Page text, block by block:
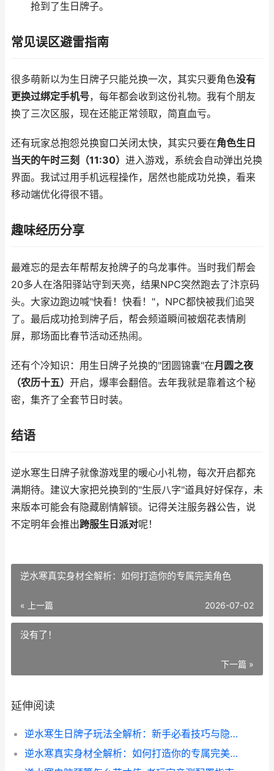
抢到了生日牌子。
常见误区避雷指南
很多萌新以为生日牌子只能兑换一次，其实只要角色没有
更换过绑定手机号，每年都会收到这份礼物。我有个朋友
换了三次区服，现在还能正常领取，简直血亏。
还有玩家总抱怨兑换窗口关闭太快，其实只要在角色生日
当天的午时三刻（11:30） 进入游戏，系统会自动弹出兑换
界面。我试过用手机远程操作，居然也能成功兑换，看来
移动端优化得很不错。
趣味经历分享
最难忘的是去年帮帮友抢牌子的乌龙事件。当时我们帮会
20多人在洛阳驿站守到天亮，结果NPC突然跑去了汴京码
头。大家边跑边喊"快看！快看！"，NPC都快被我们追哭
了。最后成功抢到牌子后，帮会频道瞬间被烟花表情刷
屏，那场面比春节活动还热闹。
还有个冷知识：用生日牌子兑换的"团圆锦囊"在月圆之夜
（农历十五） 开启，爆率会翻倍。去年我就是靠着这个秘
密，集齐了全套节日时装。
结语
逆水寒生日牌子就像游戏里的暖心小礼物，每次开启都充
满期待。建议大家把兑换到的"生辰八字"道具好好保存，未
来版本可能会有隐藏剧情解锁。记得关注服务器公告，说
不定明年会推出跨服生日派对呢！
逆水寒真实身材全解析：如何打造你的专属完美角色
« 上一篇 2026-07-02
没有了！
下一篇 »
延伸阅读
逆水寒生日牌子玩法全解析：新手必看技巧与隐藏彩蛋
逆水寒真实身材全解析：如何打造你的专属完美角色